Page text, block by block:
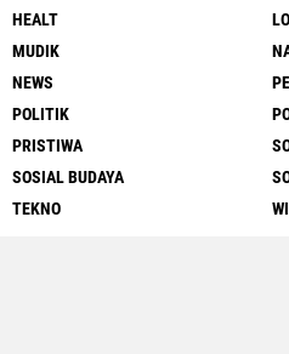
HEALT
MUDIK
NEWS
POLITIK
PRISTIWA
SOSIAL BUDAYA
TEKNO